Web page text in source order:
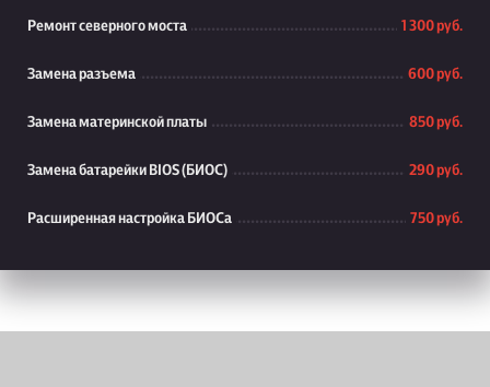
Ремонт северного моста 1 300 руб.
Замена разъема 600 руб.
Замена материнской платы 850 руб.
Замена батарейки BIOS (БИОС) 290 руб.
Расширенная настройка БИОСа 750 руб.